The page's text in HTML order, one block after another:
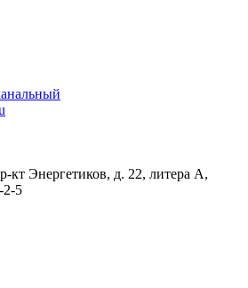
кт Энергетиков, д. 22, литера А,
5